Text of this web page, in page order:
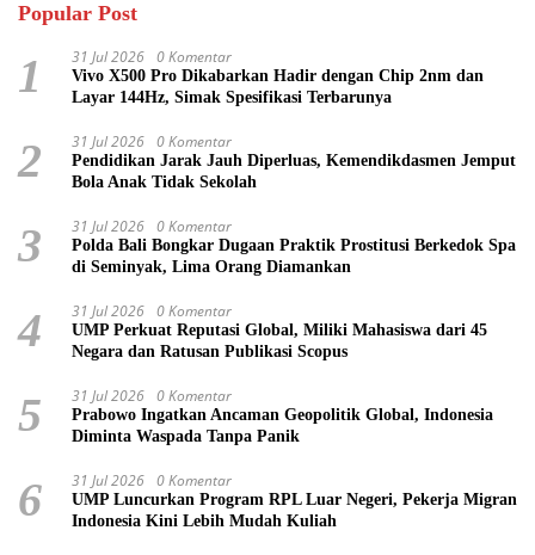
Popular Post
1 31 Jul 2026 0 Komentar
Vivo X500 Pro Dikabarkan Hadir dengan Chip 2nm dan
Layar 144Hz, Simak Spesifikasi Terbarunya
2 31 Jul 2026 0 Komentar
Pendidikan Jarak Jauh Diperluas, Kemendikdasmen Jemput
Bola Anak Tidak Sekolah
3 31 Jul 2026 0 Komentar
Polda Bali Bongkar Dugaan Praktik Prostitusi Berkedok Spa
di Seminyak, Lima Orang Diamankan
4 31 Jul 2026 0 Komentar
UMP Perkuat Reputasi Global, Miliki Mahasiswa dari 45
Negara dan Ratusan Publikasi Scopus
5 31 Jul 2026 0 Komentar
Prabowo Ingatkan Ancaman Geopolitik Global, Indonesia
Diminta Waspada Tanpa Panik
6 31 Jul 2026 0 Komentar
UMP Luncurkan Program RPL Luar Negeri, Pekerja Migran
Indonesia Kini Lebih Mudah Kuliah